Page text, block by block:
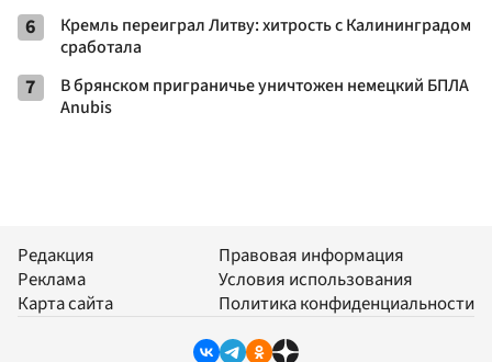
6
Кремль переиграл Литву: хитрость с Калининградом
сработала
7
В брянском приграничье уничтожен немецкий БПЛА
Anubis
Редакция
Реклама
Карта сайта
Правовая информация
Условия использования
Политика конфиденциальности